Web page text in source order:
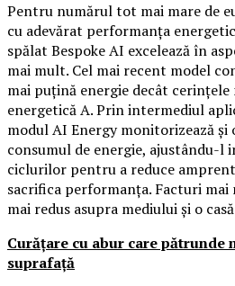
Pentru numărul tot mai mare de
cu adevărat performanța
spălat Bespoke AI excelează în
mai mult. Cel mai recent model
mai puțină energie decât
energetică A. Prin intermediul
modul AI Energy monitorizează
consumul de energie, ajustându-
ciclurilor pentru a reduce
sacrifica performanța. Facturi
mai redus asupra mediului și o
Curățare cu abur care pătrunde
suprafață